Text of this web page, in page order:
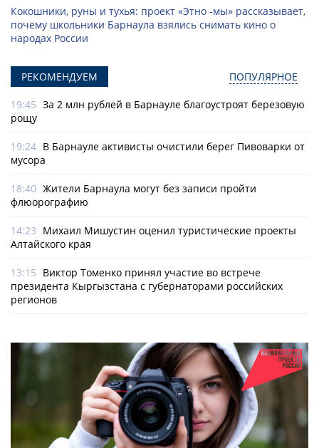
Кокошники, руны и тухья: проект «Этно -мы» рассказывает,
почему школьники Барнаула взялись снимать кино о
народах России
РЕКОМЕНДУЕМ ПОПУЛЯРНОЕ
19:45 За 2 млн рублей в Барнауле благоустроят березовую
рощу
19:24 В Барнауле активисты очистили берег Пивоварки от
мусора
18:40 Жители Барнаула могут без записи пройти
флюорографию
14:23 Михаил Мишустин оценил туристические проекты
Алтайского края
13:15 Виктор Томенко принял участие во встрече
президента Кыргызстана с губернаторами российских
регионов